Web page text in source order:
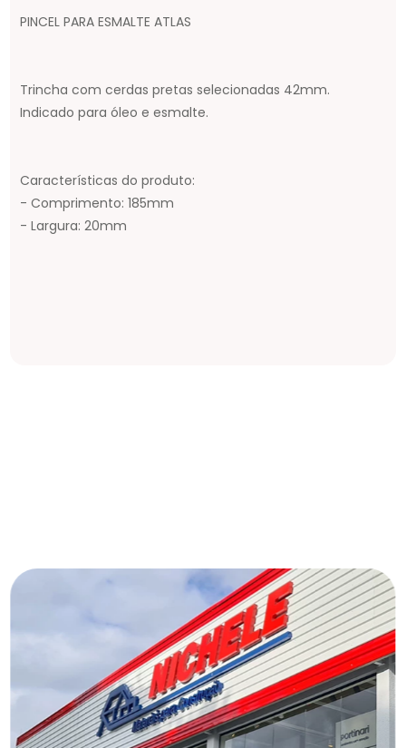
PINCEL PARA ESMALTE ATLAS
Trincha com cerdas pretas selecionadas 42mm.
Indicado para óleo e esmalte.
Características do produto:
- Comprimento: 185mm
- Largura: 20mm